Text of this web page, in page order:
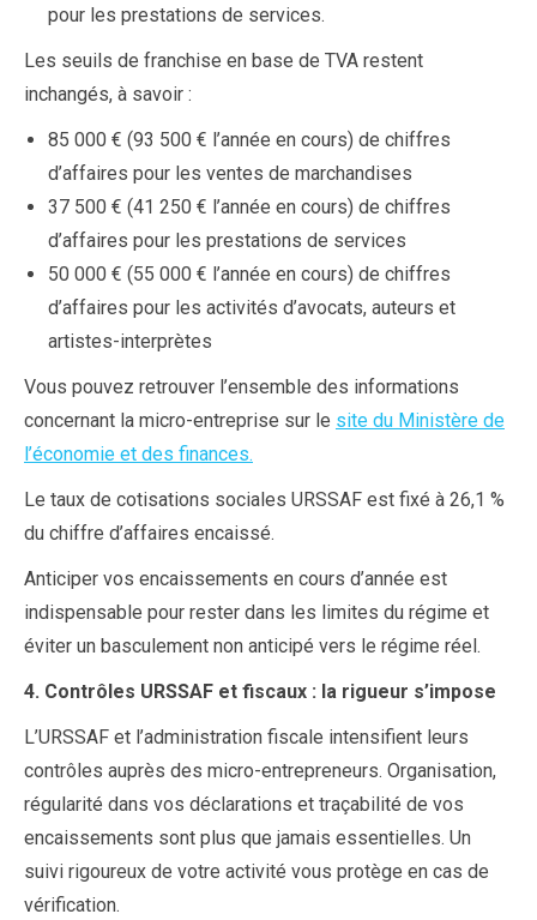
pour les prestations de services.
Les seuils de franchise en base de TVA restent
inchangés, à savoir :
85 000 € (93 500 € l’année en cours) de chiffres
d’affaires pour les ventes de marchandises
37 500 € (41 250 € l’année en cours) de chiffres
d’affaires pour les prestations de services
50 000 € (55 000 € l’année en cours) de chiffres
d’affaires pour les activités d’avocats, auteurs et
artistes-interprètes
Vous pouvez retrouver l’ensemble des informations
concernant la micro-entreprise sur le site du Ministère de
l’économie et des finances.
Le taux de cotisations sociales URSSAF est fixé à 26,1 %
du chiffre d’affaires encaissé.
Anticiper vos encaissements en cours d’année est
indispensable pour rester dans les limites du régime et
éviter un basculement non anticipé vers le régime réel.
4. Contrôles URSSAF et fiscaux : la rigueur s’impose
L’URSSAF et l’administration fiscale intensifient leurs
contrôles auprès des micro-entrepreneurs. Organisation,
régularité dans vos déclarations et traçabilité de vos
encaissements sont plus que jamais essentielles. Un
suivi rigoureux de votre activité vous protège en cas de
vérification.